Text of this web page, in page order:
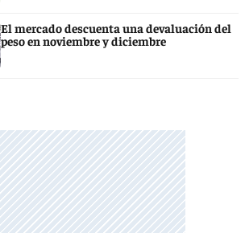
El mercado descuenta una devaluación del
peso en noviembre y diciembre